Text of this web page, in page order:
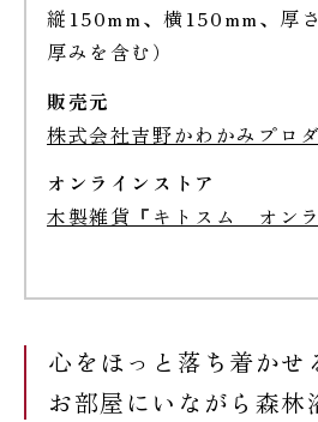
縦150mm、横150mm、厚
厚みを含む）
販売元
株式会社吉野かわかみプロ
オンラインストア
木製雑貨『キトスム オンラ
心をほっと落ち着かせ
お部屋にいながら森林